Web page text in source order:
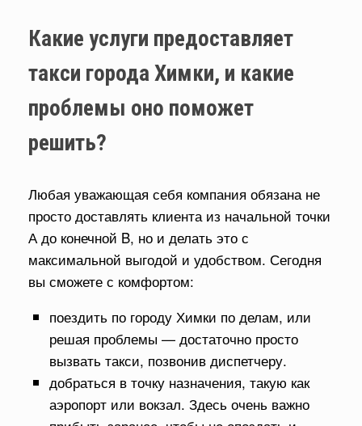
Какие услуги предоставляет
такси города Химки, и какие
проблемы оно поможет
решить?
Любая уважающая себя компания обязана не
просто доставлять клиента из начальной точки
А до конечной B, но и делать это с
максимальной выгодой и удобством. Сегодня
вы сможете с комфортом:
поездить по городу Химки по делам, или
решая проблемы — достаточно просто
вызвать такси, позвонив диспетчеру.
добраться в точку назначения, такую как
аэропорт или вокзал. Здесь очень важно